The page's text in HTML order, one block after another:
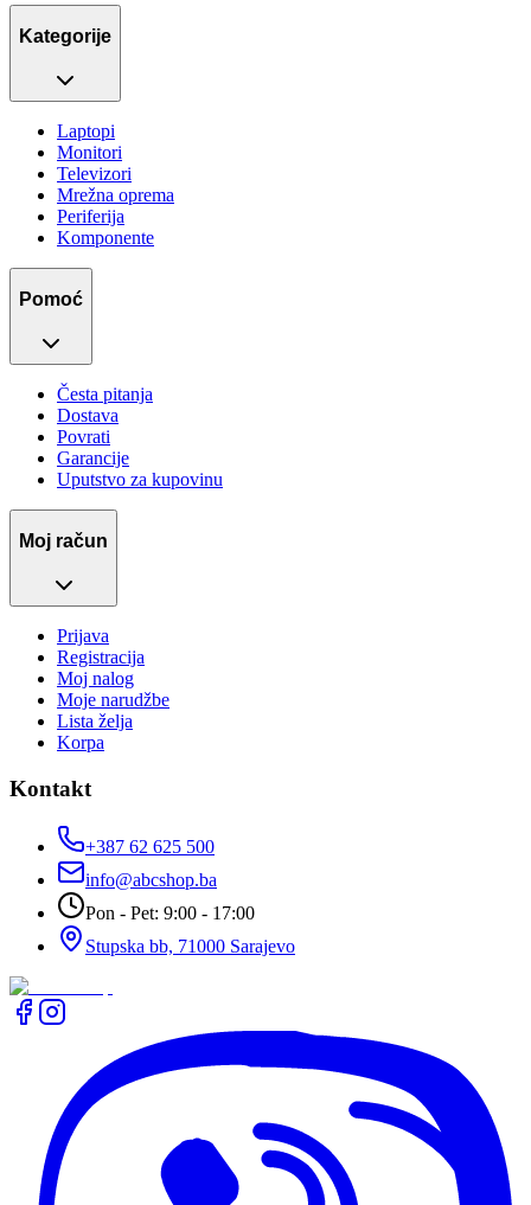
Kategorije
Laptopi
Monitori
Televizori
Mrežna oprema
Periferija
Komponente
Pomoć
Česta pitanja
Dostava
Povrati
Garancije
Uputstvo za kupovinu
Moj račun
Prijava
Registracija
Moj nalog
Moje narudžbe
Lista želja
Korpa
Kontakt
+387 62 625 500
info@abcshop.ba
Pon - Pet: 9:00 - 17:00
Stupska bb, 71000 Sarajevo